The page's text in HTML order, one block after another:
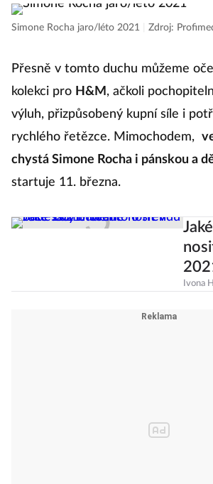
Simone Rocha jaro/léto 2021 Zdroj:
Přesně v tomto duchu můžeme
kolekci pro H&M , ačkoli
výluh, přizpůsobený kupní síle i
rychlého řetězce. Mimochodem,
chystá Simone Rocha i pánskou a
startuje 11. března.
Ivona